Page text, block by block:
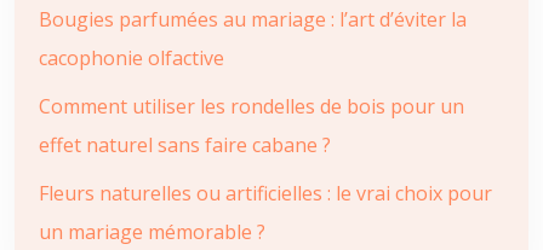
Bougies parfumées au mariage : l’art d’éviter la
cacophonie olfactive
Comment utiliser les rondelles de bois pour un
effet naturel sans faire cabane ?
Fleurs naturelles ou artificielles : le vrai choix pour
un mariage mémorable ?